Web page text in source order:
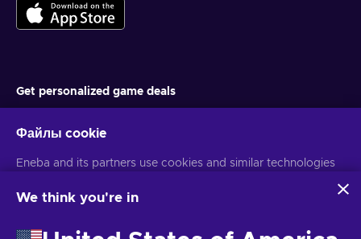
Get personalized game deals
information
Файлы cookie
Eneba and its partners use cookies and similar technologies
website. We use this information to enhance content,
may also be used for ads personalization.
We think you're in